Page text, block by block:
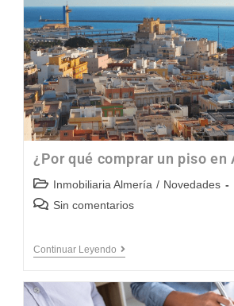
¿Por qué comprar un piso en
Inmobiliaria Almería / Novedades
Sin comentarios
Continuar Leyendo